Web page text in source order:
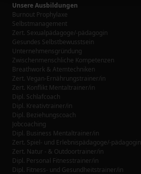
Unsere Ausbildungen
Burnout Prophylaxe
Selbstmanagement
Zert. Sexualpädagoge/-pädagogin
Gesundes Selbstbewusstsein
Unternehmensgründung
Zwischenmenschliche Kompetenzen
Breathwork & Atemtechniken
Zert. Vegan-Ernährungstrainer/in
Zert. Konflikt Mentaltrainer/in
Dipl. Schlafcoach
Dipl. Kreativtrainer/in
Dipl. Beziehungscoach
Jobcoaching
Dipl. Business Mentaltrainer/in
Zert. Spiel- und Erlebnispädagoge/-pädagogin
Zert. Natur - & Outdoortrainer/in
Dipl. Personal Fitnesstrainer/in
Dipl. Fitness- und Gesundheitstrainer/in